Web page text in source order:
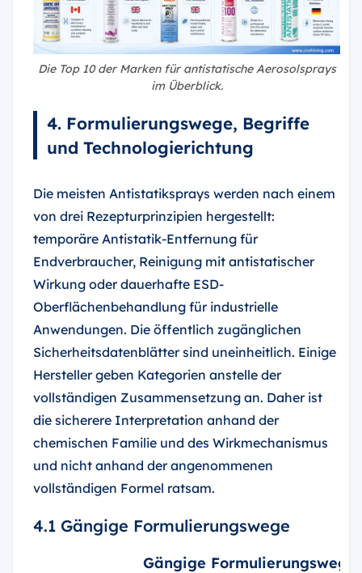
Die Top 10 der Marken für antistatische Aerosolsprays
im Überblick.
4. Formulierungswege, Begriffe
und Technologierichtung
Die meisten Antistatiksprays werden nach einem
von drei Rezepturprinzipien hergestellt:
temporäre Antistatik-Entfernung für
Endverbraucher, Reinigung mit antistatischer
Wirkung oder dauerhafte ESD-
Oberflächenbehandlung für industrielle
Anwendungen. Die öffentlich zugänglichen
Sicherheitsdatenblätter sind uneinheitlich. Einige
Hersteller geben Kategorien anstelle der
vollständigen Zusammensetzung an. Daher ist
die sicherere Interpretation anhand der
chemischen Familie und des Wirkmechanismus
und nicht anhand der angenommenen
vollständigen Formel ratsam.
4.1 Gängige Formulierungswege
Gängige